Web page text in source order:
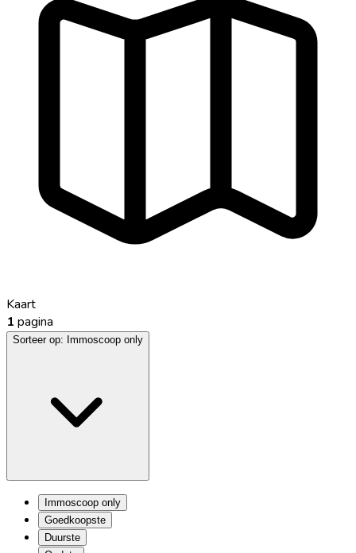
Kaart
1 pagina
Sorteer op: Immoscoop only
Immoscoop only
Goedkoopste
Duurste